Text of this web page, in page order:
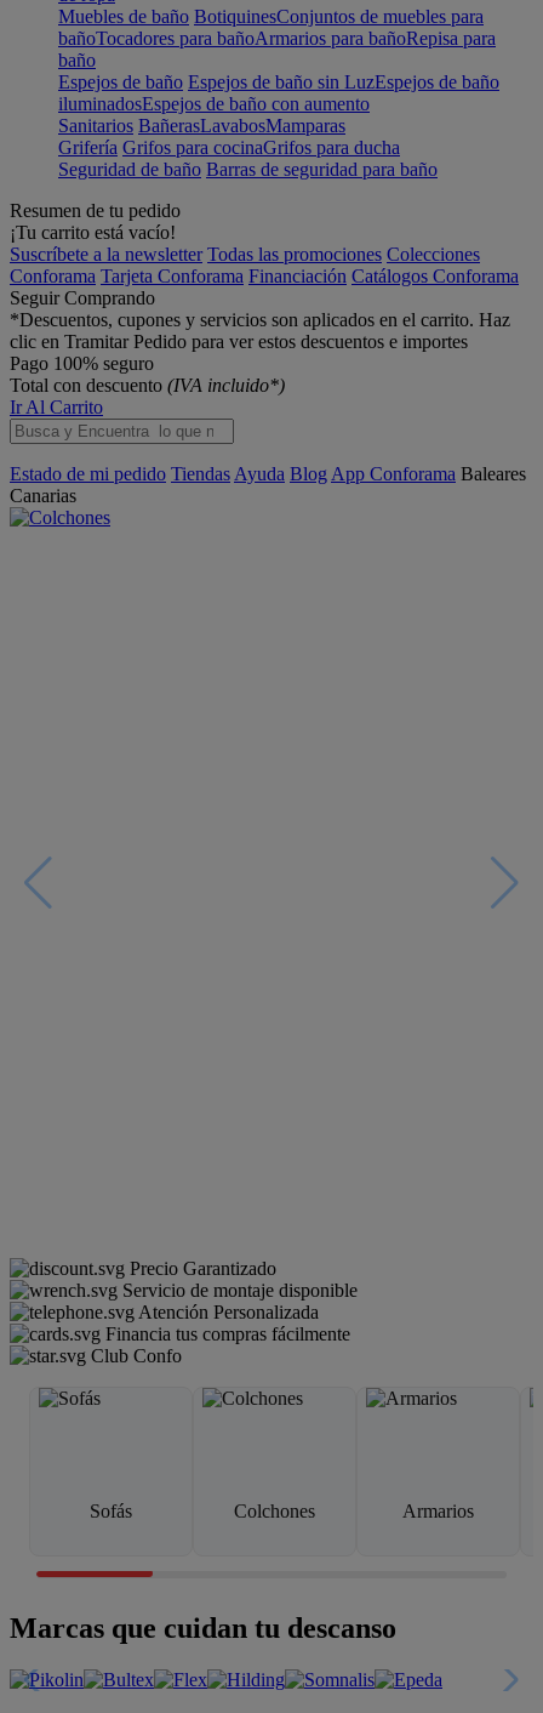
Muebles de baño BotiquinesConjuntos de muebles para
bañoTocadores para bañoArmarios para bañoRepisa para
baño
Espejos de baño Espejos de baño sin LuzEspejos de baño
iluminadosEspejos de baño con aumento
Sanitarios BañerasLavabosMamparas
Grifería Grifos para cocinaGrifos para ducha
Seguridad de baño Barras de seguridad para baño
Resumen de tu pedido
¡Tu carrito está vacío!
Suscríbete a la newsletter Todas las promociones Colecciones
Conforama Tarjeta Conforama Financiación Catálogos Conforama
Seguir Comprando
*Descuentos, cupones y servicios son aplicados en el carrito. Haz
clic en Tramitar Pedido para ver estos descuentos e importes
Pago 100% seguro
Total con descuento (IVA incluido*)
Ir Al Carrito
Estado de mi pedido Tiendas Ayuda Blog App Conforama Baleares
Canarias
Precio Garantizado
Servicio de montaje disponible
Atención Personalizada
Financia tus compras fácilmente
Club Confo
Sofás Colchones Armarios
Marcas que cuidan tu descanso